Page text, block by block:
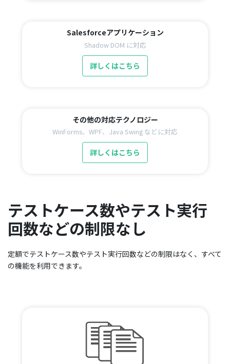
Salesforceアプリケーション
Shadow DOM に対応
詳しくはこちら
その他の対応テクノロジー
WinForms、WPF、Java Swing などに対応
詳しくはこちら
テストケース数やテスト実行
回数などの制限なし
定額でテストケース数やテスト実行回数などの制限はなく、すべて
の機能を利用できます。